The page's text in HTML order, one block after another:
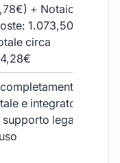
+ Notaio e
1.073,50€
circa
e integrato,
legale